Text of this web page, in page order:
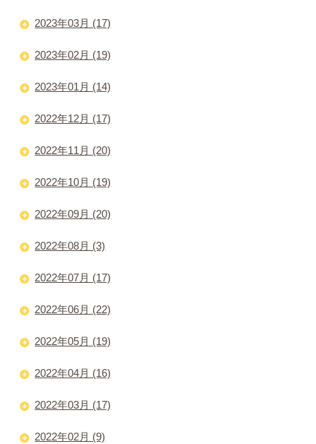
2023年03月 (17)
2023年02月 (19)
2023年01月 (14)
2022年12月 (17)
2022年11月 (20)
2022年10月 (19)
2022年09月 (20)
2022年08月 (3)
2022年07月 (17)
2022年06月 (22)
2022年05月 (19)
2022年04月 (16)
2022年03月 (17)
2022年02月 (9)